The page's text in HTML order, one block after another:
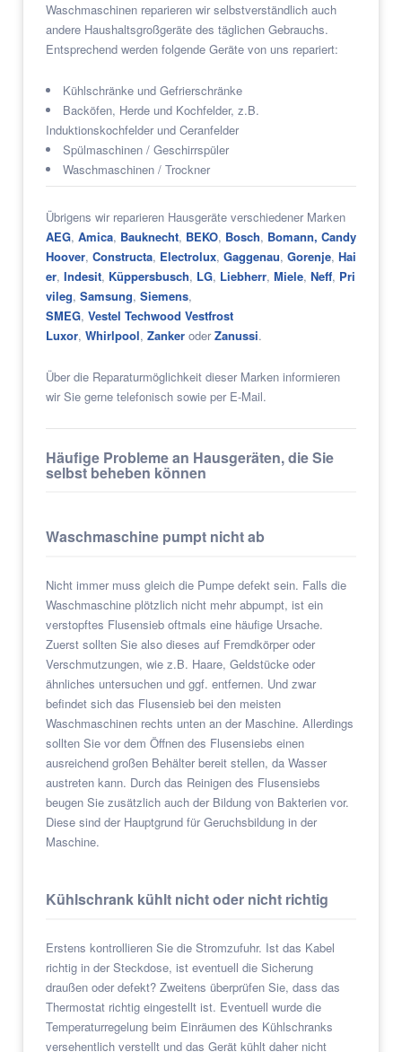
Waschmaschinen reparieren wir selbstverständlich auch
andere Haushaltsgroßgeräte des täglichen Gebrauchs.
Entsprechend werden folgende Geräte von uns repariert:
Kühlschränke und Gefrierschränke
Backöfen, Herde und Kochfelder, z.B.
Induktionskochfelder und Ceranfelder
Spülmaschinen / Geschirrspüler
Waschmaschinen / Trockner
Übrigens wir reparieren Hausgeräte verschiedener Marken
AEG, Amica, Bauknecht, BEKO, Bosch, Bomann, Candy
Hoover, Constructa, Electrolux, Gaggenau, Gorenje, Hai
er, Indesit, Küppersbusch, LG, Liebherr, Miele, Neff, Pri
vileg, Samsung, Siemens,
SMEG, Vestel Techwood Vestfrost
Luxor, Whirlpool, Zanker oderZanussi.
Über die Reparaturmöglichkeit dieser Marken informieren
wir Sie gerne telefonisch sowie per E-Mail.
Häufige Probleme an Hausgeräten, die Sie
selbst beheben können
Waschmaschine pumpt nicht ab
Nicht immer muss gleich die Pumpe defekt sein. Falls die
Waschmaschine plötzlich nicht mehr abpumpt, ist ein
verstopftes Flusensieb oftmals eine häufige Ursache.
Zuerst sollten Sie also dieses auf Fremdkörper oder
Verschmutzungen, wie z.B. Haare, Geldstücke oder
ähnliches untersuchen und ggf. entfernen. Und zwar
befindet sich das Flusensieb bei den meisten
Waschmaschinen rechts unten an der Maschine. Allerdings
sollten Sie vor dem Öffnen des Flusensiebs einen
ausreichend großen Behälter bereit stellen, da Wasser
austreten kann. Durch das Reinigen des Flusensiebs
beugen Sie zusätzlich auch der Bildung von Bakterien vor.
Diese sind der Hauptgrund für Geruchsbildung in der
Maschine.
Kühlschrank kühlt nicht oder nicht richtig
Erstens kontrollieren Sie die Stromzufuhr. Ist das Kabel
richtig in der Steckdose, ist eventuell die Sicherung
draußen oder defekt? Zweitens überprüfen Sie, dass das
Thermostat richtig eingestellt ist. Eventuell wurde die
Temperaturregelung beim Einräumen des Kühlschranks
versehentlich verstellt und das Gerät kühlt daher nicht